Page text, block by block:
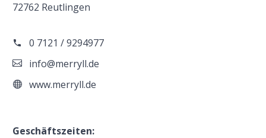
72762 Reutlingen
0 7121 / 9294977
info@merryll.de
www.merryll.de
Geschäftszeiten: